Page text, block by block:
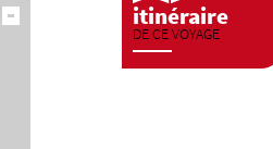
itinéraire
DE CE VOYAGE